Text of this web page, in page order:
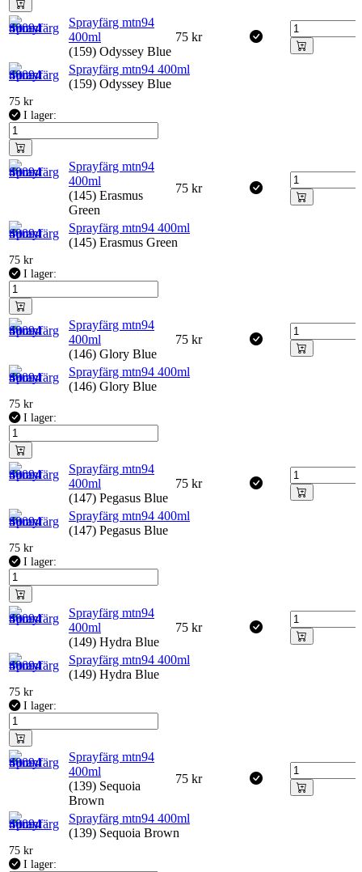
Sprayfärg mtn94
400ml
(159) Odyssey Blue
75 kr
Sprayfärg mtn94 400ml
(159) Odyssey Blue
75 kr
I lager:
Sprayfärg mtn94
400ml
(145) Erasmus
Green
75 kr
Sprayfärg mtn94 400ml
(145) Erasmus Green
75 kr
I lager:
Sprayfärg mtn94
400ml
(146) Glory Blue
75 kr
Sprayfärg mtn94 400ml
(146) Glory Blue
75 kr
I lager:
Sprayfärg mtn94
400ml
(147) Pegasus Blue
75 kr
Sprayfärg mtn94 400ml
(147) Pegasus Blue
75 kr
I lager:
Sprayfärg mtn94
400ml
(149) Hydra Blue
75 kr
Sprayfärg mtn94 400ml
(149) Hydra Blue
75 kr
I lager:
Sprayfärg mtn94
400ml
(139) Sequoia
Brown
75 kr
Sprayfärg mtn94 400ml
(139) Sequoia Brown
75 kr
I lager: